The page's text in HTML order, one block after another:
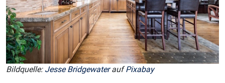
Bildquelle: Jesse BridgewateraufPixabay